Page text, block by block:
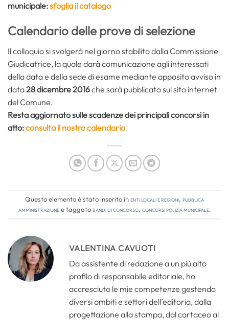
municipale:sfoglia il catalogo
Calendario delle prove di selezione
Il colloquio si svolgerà nel giorno stabilito dalla Commissione
Giudicatrice, la quale darà comunicazione agli interessati
della data e della sede di esame mediante apposito avviso in
data28 dicembre 2016che sarà pubblicato sul sito internet
del Comune.
Resta aggiornato sulle scadenze dei principali concorsi in
atto:consulta il nostro calendario
Questo elemento è stato inserito inEnti locali e regioni, Pubblica
amministrazionee taggatobandi di concorso, concorsi polizia municipale.
VALENTINA CAVUOTI
Da assistente di redazione a un più alto
profilo di responsabile editoriale, ho
accresciuto le mie competenze gestendo
diversi ambiti e settori dell’editoria, dalla
progettazione alla stampa, dal cartaceo al